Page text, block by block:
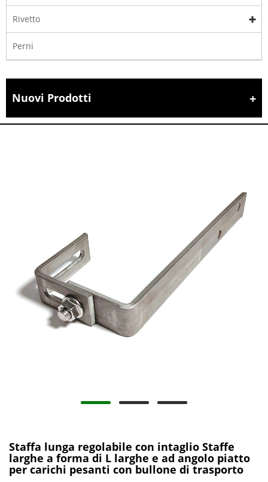
Rivetto
Perni
Nuovi Prodotti
Staffa lunga regolabile con intaglio Staffe
larghe a forma di L larghe e ad angolo piatto
per carichi pesanti con bullone di trasporto